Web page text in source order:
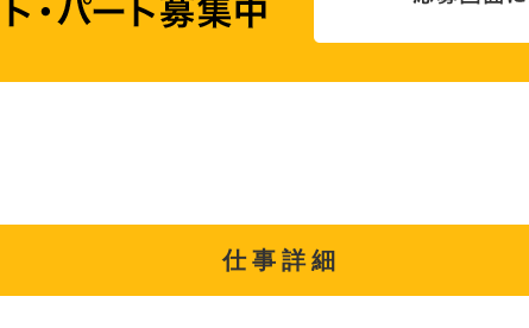
仕事詳細